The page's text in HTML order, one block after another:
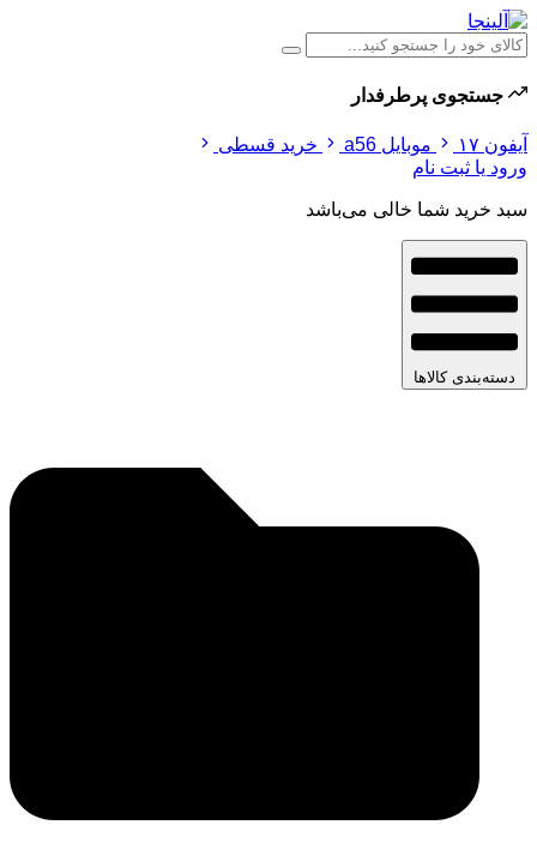
جستجوی پرطرفدار
آیفون ۱۷ موبایل a56
خرید قسطی
ورود یا ثبت نام
سبد خرید شما خالی می‌باشد
دسته‌بندی کالاها